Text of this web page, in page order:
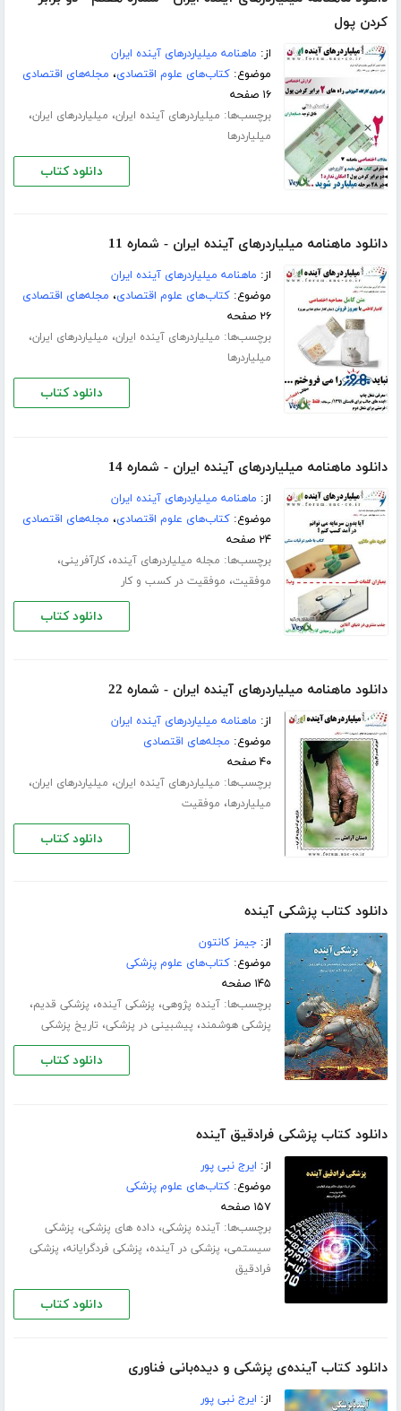
کردن پول
از: ماهنامه میلیاردرهای آینده ایران
موضوع:کتاب‌های علوم اقتصادی، مجله‌های اقتصادی
۱۶ صفحه
برچسب‌ها: میلیاردرهای آینده ایران، میلیاردرهای ایران،
میلیاردرها
دانلود کتاب
دانلود ماهنامه میلیاردرهای آینده ایران - شماره 11
از: ماهنامه میلیاردرهای آینده ایران
موضوع:کتاب‌های علوم اقتصادی، مجله‌های اقتصادی
۲۶ صفحه
برچسب‌ها: میلیاردرهای آینده ایران، میلیاردرهای ایران،
میلیاردرها
دانلود کتاب
دانلود ماهنامه میلیاردرهای آینده ایران - شماره 14
از: ماهنامه میلیاردرهای آینده ایران
موضوع:کتاب‌های علوم اقتصادی، مجله‌های اقتصادی
۲۴ صفحه
برچسب‌ها: مجله میلیاردرهای آینده،کارآفرینی،
موفقیت، موفقیت در کسب و کار
دانلود کتاب
دانلود ماهنامه میلیاردرهای آینده ایران - شماره 22
از: ماهنامه میلیاردرهای آینده ایران
موضوع: مجله‌های اقتصادی
۴۰ صفحه
برچسب‌ها: میلیاردرهای آینده ایران، میلیاردرهای ایران،
میلیاردرها، موفقیت
دانلود کتاب
دانلود کتاب پزشکی آینده
از:جیمز کانتون
موضوع:کتاب‌های علوم پزشکی
۱۴۵ صفحه
برچسب‌ها:آینده پژوهی، پزشکی آینده، پزشکی قدیم،
پزشکی هوشمند، پیشبینی در پزشکی، تاریخ پزشکی
دانلود کتاب
دانلود کتاب پزشکی فرادقیق آینده
از: ایرج نبی پور
موضوع:کتاب‌های علوم پزشکی
۱۵۷ صفحه
برچسب‌ها:آینده پزشکی،داده های پزشکی، پزشکی
سیستمی، پزشکی در آینده، پزشکی فردگرایانه، پزشکی
فرادقیق
دانلود کتاب
دانلود کتاب آینده‌ی پزشکی و دیده‌بانی فناوری
از: ایرج نبی پور